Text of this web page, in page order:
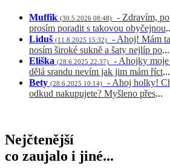
Muffik (30.5.2026 08:48)
- Zdravím,
prosím poradit s takovou obyčejnou
Liduš (11.8.2025 15:32)
- Ahoj! Mám
nosím široké sukně a šaty nejlíp po...
Eliška (28.6.2025 22:37)
- Ahojky moje
dělá srandu nevím jak jim mám říct...
Bety (28.6.2025 10:14)
- Ahoj holky!
odkud nakupujete? Myšleno přes...
Nejčtenější
co zaujalo i jiné...